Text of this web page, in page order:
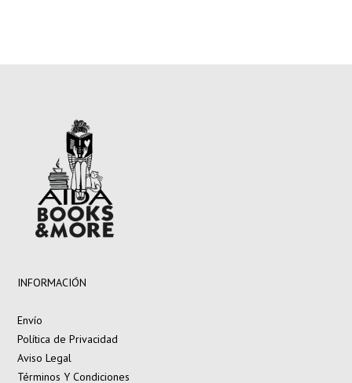
INFORMACIÓN
Envío
Política de Privacidad
Aviso Legal
Términos Y Condiciones